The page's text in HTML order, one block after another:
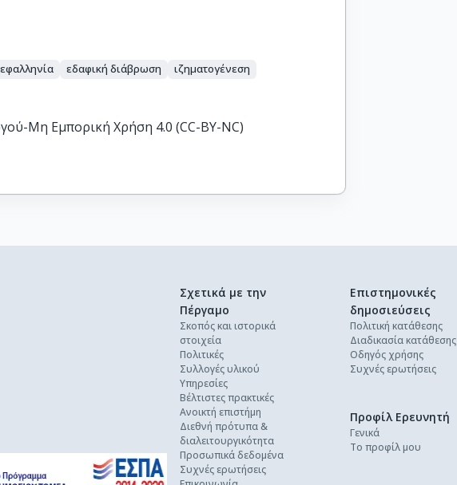
εδαφική διάβρωση ιζηματογένεση
Μη Εμπορική Χρήση 4.0 (CC-BY-NC)
Σχετικά με την
Πέργαμο
Σκοπός και ιστορικά
στοιχεία
Πολιτικές
Συλλογές υλικού
Υπηρεσίες
Βέλτιστες πρακτικές
Ανοικτή επιστήμη
Διεθνή πρότυπα &
διαλειτουργικότητα
Προσωπικά δεδομένα
Συχνές ερωτήσεις
Επιστημονικές
δημοσιεύσεις
Πολιτική κατάθεσης
Διαδικασία κατάθεσης
Οδηγός χρήσης
Συχνές ερωτήσεις
Προφίλ Ερευνητή
Γενικά
Το προφίλ μου